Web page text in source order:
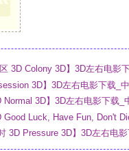
3D Colony 3D】3D左右电影
3D】3D左右电影下载_
Normal 3D】3D左右电影下载
Good Luck, Have Fun, Don't
制_网盘
3D Pressure 3D】3D左右电